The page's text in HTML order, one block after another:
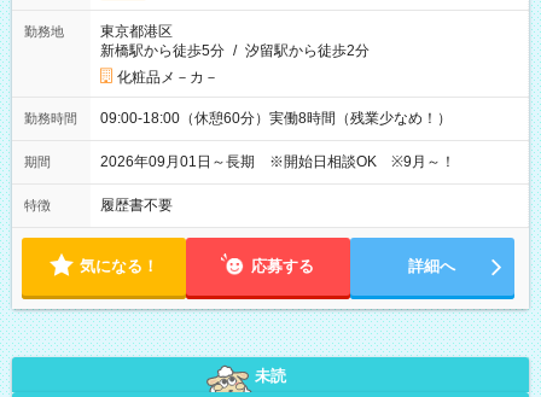
勤務地
東京都港区
新橋駅から徒歩5分 / 汐留駅から徒歩2分
化粧品メ－カ－
勤務時間 09:00-18:00（休憩60分）実働8時間（残業少なめ！）
期間 2026年09月01日～長期 ※開始日相談OK ※9月～！
特徴 履歴書不要
気になる！ 応募する 詳細へ
未読